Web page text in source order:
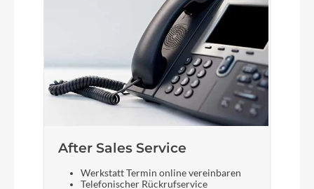
After Sales Service
Werkstatt Termin online vereinbaren
Telefonischer Rückrufservice